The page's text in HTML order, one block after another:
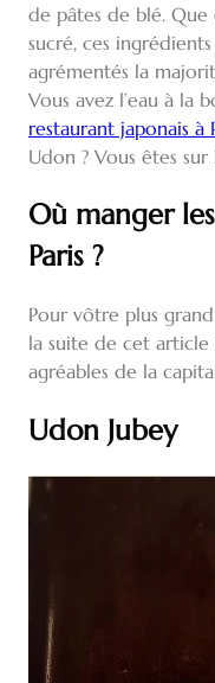
de pâtes de blé.
sucré, ces
agrémentés la
Vous avez l’eau à la
restaurant japonais à
Udon ? Vous êtes
Où manger
Paris ?
Pour vôtre plus
la suite de cet article
agréables de la
Udon Jubey